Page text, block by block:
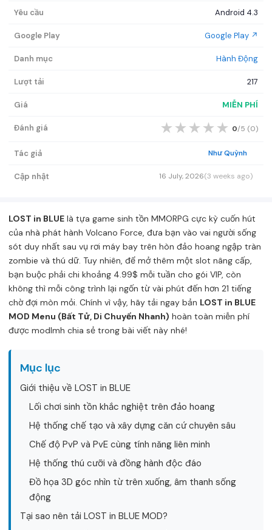
Yêu cầu Android 4.3
Google Play Google Play ↗
Danh mục Hành Động
Lượt tải 217
Giá MIỄN PHÍ
Đánh giá ★ ★ ★ ★ ★ 0/5 (0)
Tác giả Như Quỳnh
Cập nhật 16 July, 2026(3 weeks ago)
LOST in BLUE là tựa game sinh tồn MMORPG cực kỳ cuốn hút
của nhà phát hành Volcano Force, đưa bạn vào vai người sống
sót duy nhất sau vụ rơi máy bay trên hòn đảo hoang ngập tràn
zombie và thú dữ. Tuy nhiên, để mở thêm một slot nâng cấp,
bạn buộc phải chi khoảng 4.99$ mỗi tuần cho gói VIP, còn
không thì mỗi công trình lại ngốn từ vài phút đến hơn 21 tiếng
chờ đợi mòn mỏi. Chính vì vậy, hãy tải ngay bản LOST in BLUE
MOD Menu (Bất Tử, Di Chuyển Nhanh) hoàn toàn miễn phí
được modlmh chia sẻ trong bài viết này nhé!
Mục lục
Giới thiệu về LOST in BLUE
Lối chơi sinh tồn khắc nghiệt trên đảo hoang
Hệ thống chế tạo và xây dựng căn cứ chuyên sâu
Chế độ PvP và PvE cùng tính năng liên minh
Hệ thống thú cưỡi và đồng hành độc đáo
Đồ họa 3D góc nhìn từ trên xuống, âm thanh sống
động
Tại sao nên tải LOST in BLUE MOD?